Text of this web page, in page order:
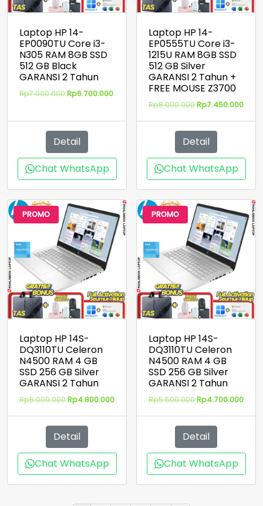
Laptop HP 14-
EP0090TU Core i3-
N305 RAM 8GB SSD
512 GB Black
GARANSI 2 Tahun
Rp7.000.000Harga
Rp7.000.000.
Rp6.700.000Harga
adalah:
Detail
Chat WhatsApp
Laptop HP 14-
EP0555TU Core i3-
1215U RAM 8GB SSD
512 GB Silver
GARANSI 2 Tahun +
FREE MOUSE Z3700
Rp8.000.000Harga
Rp8.000.000.
Rp7.450.000
Detail
Chat WhatsApp
PROMO
Laptop HP 14S-
DQ3110TU Celeron
N4500 RAM 4 GB
SSD 256 GB Silver
GARANSI 2 Tahun
Rp5.000.000Harga
Rp5.000.000.
Rp4.800.000Harga
Detail
Chat WhatsApp
PROMO
Laptop HP 14S-
DQ3110TU Celeron
N4500 RAM 4 GB
SSD 256 GB Silver
GARANSI 2 Tahun
Rp5.500.000Harga
Rp5.500.000.
Rp4.700.000
Detail
Chat WhatsApp